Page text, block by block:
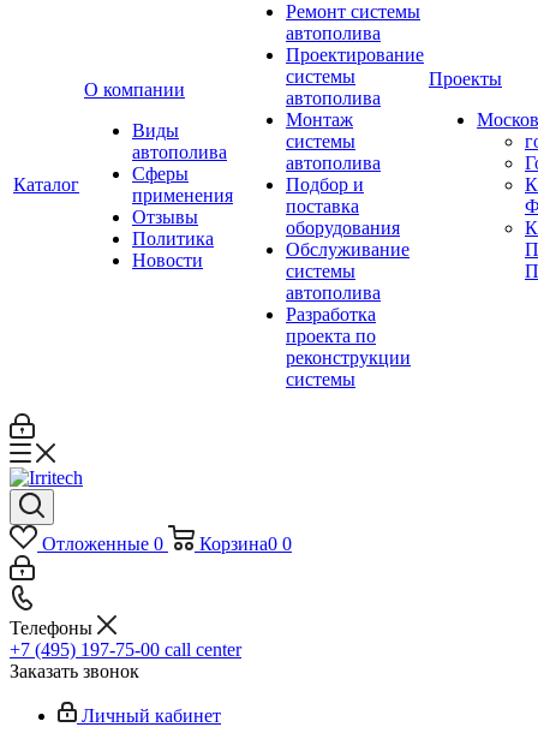
Каталог
О компании
Виды
автополива
Сферы
применения
Отзывы
Политика
Новости
Ремонт системы
автополива
Проектирование
системы
автополива
Монтаж
системы
автополива
Подбор и
поставка
оборудования
Обслуживание
системы
автополива
Разработка
проекта по
реконструкции
системы
Проекты
Отложенные 0 Корзина0 0
Телефоны
+7 (495) 197-75-00 call center
Заказать звонок
Личный кабинет